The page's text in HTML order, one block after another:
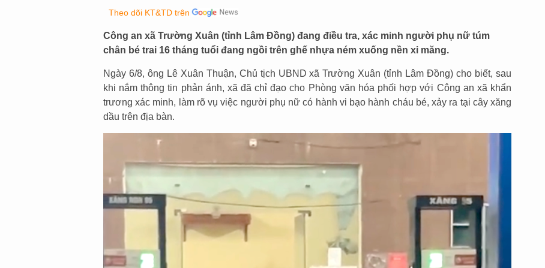
Theo dõi KT&TD trên
Công an xã Trường Xuân (tỉnh Lâm Đồng) đang điều tra, xác minh người phụ nữ túm
chân bé trai 16 tháng tuổi đang ngồi trên ghế nhựa ném xuống nền xi măng.
Ngày 6/8, ông Lê Xuân Thuận, Chủ tịch UBND xã Trường Xuân (tỉnh Lâm Đồng) cho biết, sau
khi nắm thông tin phản ánh, xã đã chỉ đạo cho Phòng văn hóa phối hợp với Công an xã khẩn
trương xác minh, làm rõ vụ việc người phụ nữ có hành vi bạo hành cháu bé, xảy ra tại cây xăng
dầu trên địa bàn.